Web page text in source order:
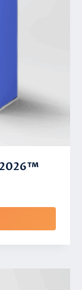
2026™